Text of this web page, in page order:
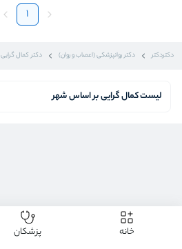
دکتردکتر دکتر روانپزشکی (اعصاب و روان) دکتر کمال گرایی
1
لیست کمال گرایی بر اساس شهر
خانه پزشکان